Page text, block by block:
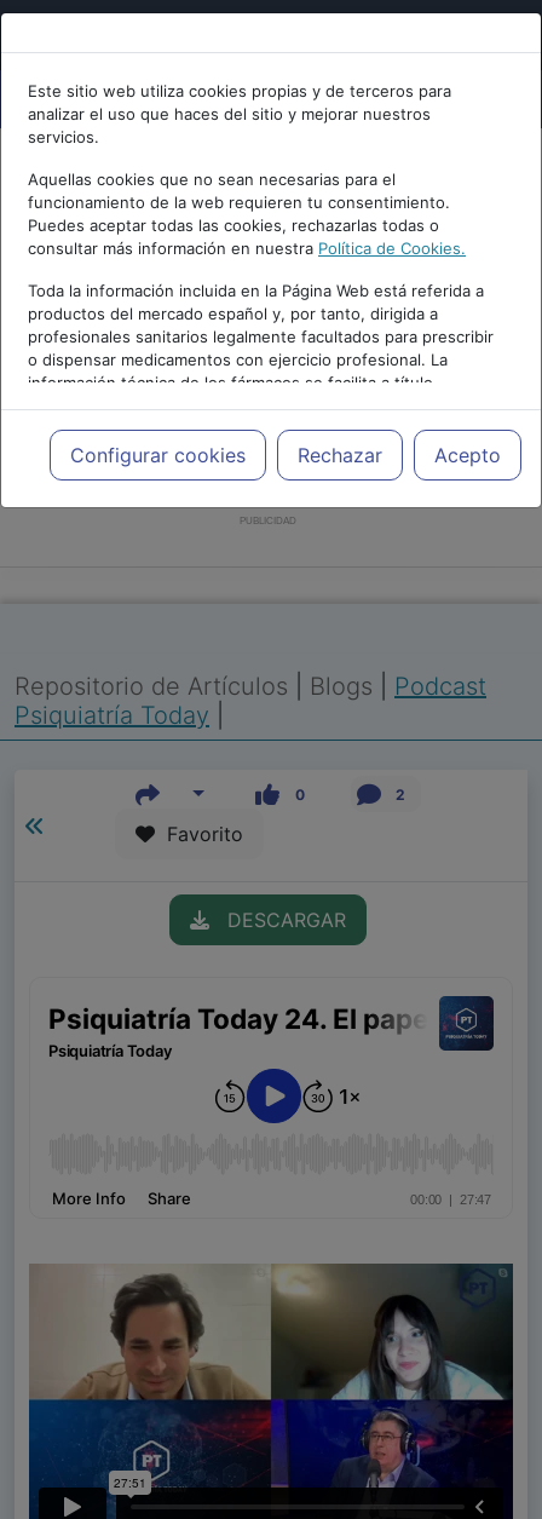
Este sitio web utiliza cookies propias y de terceros para
analizar el uso que haces del sitio y mejorar nuestros
servicios.
Aquellas cookies que no sean necesarias para el
funcionamiento de la web requieren tu consentimiento.
Puedes aceptar todas las cookies, rechazarlas todas o
consultar más información en nuestra Política de Cookies.
Toda la información incluida en la Página Web está referida a
productos del mercado español y, por tanto, dirigida a
profesionales sanitarios legalmente facultados para prescribir
o dispensar medicamentos con ejercicio profesional. La
información técnica de los fármacos se facilita a título
meramente informativo, siendo responsabilidad de los
profesionales facultados prescribir medicamentos y decidir, en
cada caso concreto, el tratamiento más adecuado a las
necesidades del paciente.
Configurar cookies Rechazar Acepto
PUBLICIDAD
Repositorio de Artículos Blogs
Podcast
Psiquiatría Today
0 2
Favorito
DESCARGAR